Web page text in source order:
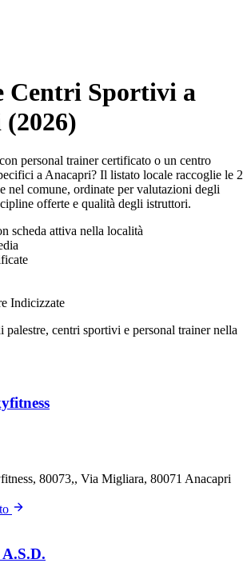
Centri Sportivi a
personal trainer certificato o un centro
a Anacapri? Il listato locale raccoglie le 2
nel comune, ordinate per valutazioni degli
offerte e qualità degli istruttori.
scheda attiva nella località
Indicizzate
palestre, centri sportivi e personal trainer nella
80073,, Via Migliara, 80071 Anacapri